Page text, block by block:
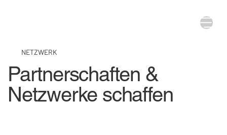
NETZWERK
Partnerschaften &
Netzwerke schaffen